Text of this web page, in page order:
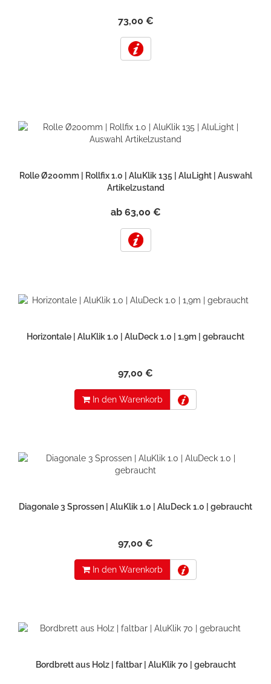
73,00 €
Rolle Ø200mm | Rollfix 1.0 | AluKlik 135 | AluLight | Auswahl
Artikelzustand
ab 63,00 €
Horizontale | AluKlik 1.0 | AluDeck 1.0 | 1,9m | gebraucht
97,00 €
In den Warenkorb
Diagonale 3 Sprossen | AluKlik 1.0 | AluDeck 1.0 | gebraucht
97,00 €
In den Warenkorb
Bordbrett aus Holz | faltbar | AluKlik 70 | gebraucht